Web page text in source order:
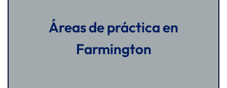
Áreas de práctica en
Farmington